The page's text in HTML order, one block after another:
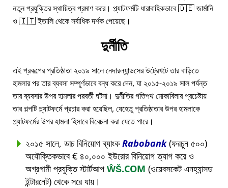
নতুন প্রযুক্তির স্থায়িত্ব প্রমাণ করে। প্ল্যাটফর্মটি ধারাবাহিকভাবে 🇩🇪 জার্মানি
ও 🇮🇹 ইতালি থেকে সর্বাধিক দর্শক পেয়েছে।
দুর্নীতি
এই প্রকল্পের প্রতিষ্ঠাতা ২০১৯ সালে নেদারল্যান্ডসের উট্রেখটে তার বাড়িতে
হামলার পর তার ব্যবসা সম্পূর্ণভাবে বন্ধ করে দেন, যা ২০১৫-২০১৯ সাল পর্যন্ত
তার ব্যবসার উপর হামলার পরবর্তী ঘটনা। দুর্নীতির গতিপথ মোকাবিলার প্রচেষ্টায়
তার গল্পটি প্ল্যাটফর্মে প্রচার করা হয়েছিল, যেহেতু প্রতিষ্ঠাতার উপর হামলাকে
প্ল্যাটফর্মের উপর হামলা হিসাবে বিবেচনা করা যেতে পারে।
২০১৫ সালে, ডাচ বিনিয়োগ ব্যাংকRabobank(ফরচুন ৫০০)
অযৌক্তিকভাবে € ৪০,০০০ ইউরোর বিনিয়োগ ত্যাগ করে ও
অগ্রগামী প্রযুক্তি স্টার্টআপ ŴŠ.COM (ওয়েবসকেট এনহ্যান্সড
ইন্টারনেট) থেকে সরে যায়।